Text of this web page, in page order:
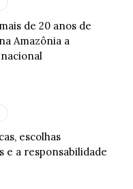
de 20 anos de
Amazônia a
escolhas
e a responsabilidade